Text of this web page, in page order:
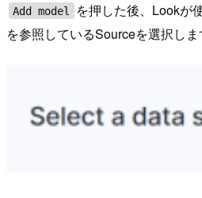
Add model
を押した後、Lookが
を参照しているSourceを選択しま